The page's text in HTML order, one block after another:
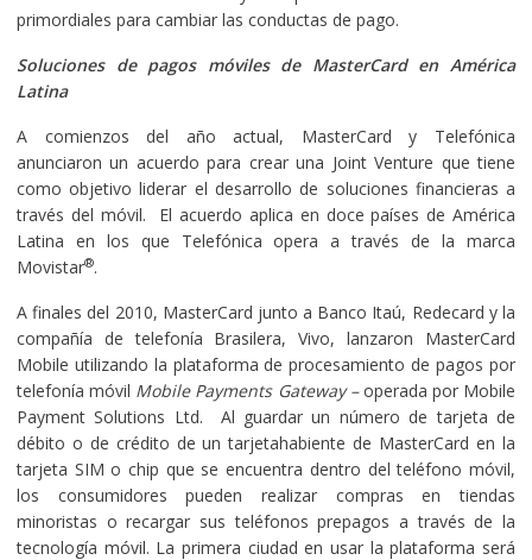
primordiales para cambiar las conductas de pago.
Soluciones de pagos móviles de MasterCard en América
Latina
A comienzos del año actual, MasterCard y Telefónica
anunciaron un acuerdo para crear una Joint Venture que tiene
como objetivo liderar el desarrollo de soluciones financieras a
través del móvil. El acuerdo aplica en doce países de América
Latina en los que Telefónica opera a través de la marca
Movistar®.
A finales del 2010, MasterCard junto a Banco Itaú, Redecard y la
compañía de telefonía Brasilera, Vivo, lanzaron MasterCard
Mobile utilizando la plataforma de procesamiento de pagos por
telefonía móvil Mobile Payments Gateway –operada por Mobile
Payment Solutions Ltd. Al guardar un número de tarjeta de
débito o de crédito de un tarjetahabiente de MasterCard en la
tarjeta SIM o chip que se encuentra dentro del teléfono móvil,
los consumidores pueden realizar compras en tiendas
minoristas o recargar sus teléfonos prepagos a través de la
tecnología móvil. La primera ciudad en usar la plataforma será